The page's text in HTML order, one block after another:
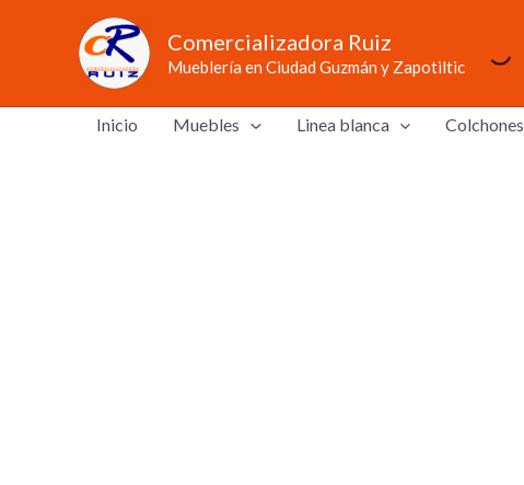
Comercializadora Ruiz
Mueblería en Ciudad Guzmán y Zapotiltic
Inicio Muebles Linea blanca Colchones